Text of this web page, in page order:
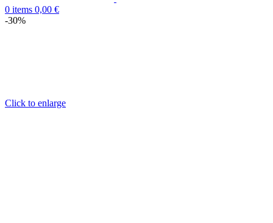
0 items 0,00 €
-30%
Click to enlarge